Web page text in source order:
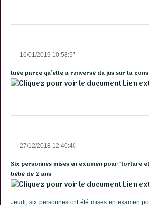
16/01/2019 10:58:57
tuée parce qu’elle a renversé du jus sur la
Lien
27/12/2018 12:40:40
Six personnes mises en examen pour "torture
bébé de 2 ans
Lien
Jeudi, six personnes ont été mises en examen